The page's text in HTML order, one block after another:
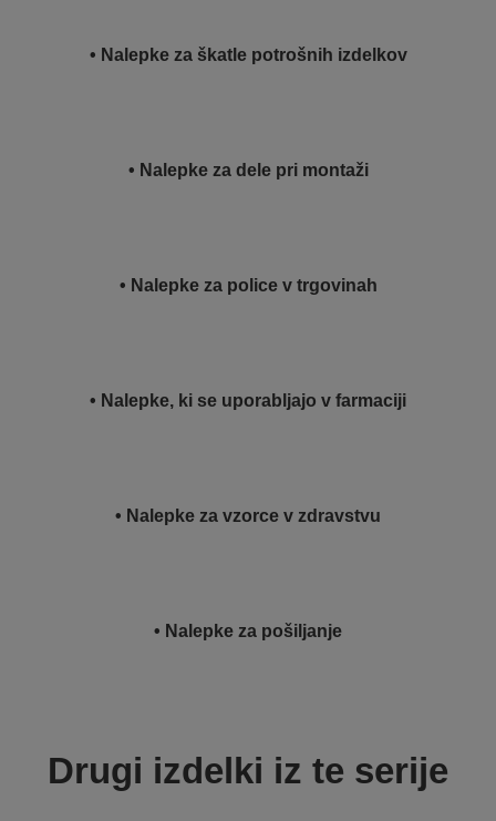
• Nalepke za škatle potrošnih izdelkov
• Nalepke za dele pri montaži
• Nalepke za police v trgovinah
• Nalepke, ki se uporabljajo v farmaciji
• Nalepke za vzorce v zdravstvu
• Nalepke za pošiljanje
Drugi izdelki iz te serije